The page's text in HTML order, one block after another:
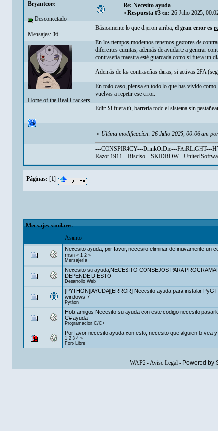
Bryantcore
Desconectado
Mensajes: 36
Home of the Real Crackers
Re: Necesito ayuda
« Respuesta #3 en: 26 Julio 2025,
Básicamente lo que dijeron arriba, el gran error es
En los tiempos modernos tenemos gestores de
diferentes cuentas, además de ayudarte a generar
contraseña maestra esté guardada como si fuera un
Además de las contraseñas duras, si activas 2FA
En todo caso, piensa en todo lo que has vivido
vuelvas a repetir ese error.
Edit: Si fuera tú, barrería todo el sistema sin
« Última modificación: 26 Julio 2025, 00:06 am
---CONSPIR4CY---DrinkOrDie---FAiRLiGHT---
Razor 1911---Risciso---SKIDROW---United
Páginas: [1]
Mensajes similares
Asunto
Necesito ayuda, por favor, necesito eliminar definitivamente un
msn «1 2»
Mensajería
Necesito su ayuda,NECESITO CONSEJOS PARA
DEPENDE D ESTO
Desarrollo Web
[PYTHON][AYUDA][ERROR] Necesito ayuda para instalar
windows 7
Python
Hola amigos Necesito su ayuda con este codigo necesito
C# ayuda
Programación C/C++
Por favor necesito ayuda con esto, necesito que alguien lo vea y
1 2 3 4»
Foro Libre
WAP2-Aviso Legal- Powered by